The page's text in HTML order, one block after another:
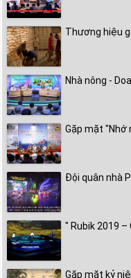
Thương hiệu
Nhà nông -
Gặp mặt
Đội quân nhà
" Rubik 2019
Gặp mặt kỷ